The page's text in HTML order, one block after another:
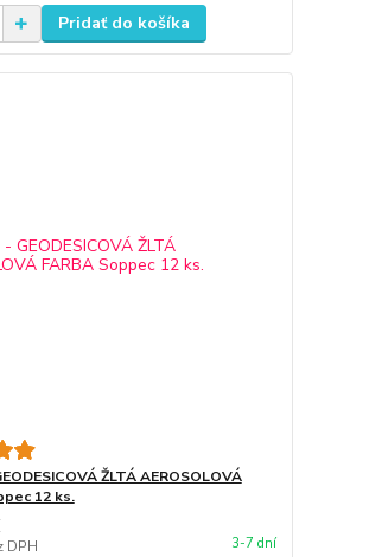
Pridať do košíka
ŽLTÁ AEROSOLOVÁ
12 ks.
DPH 3-7 dní